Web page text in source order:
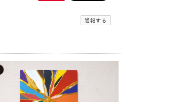
通報する